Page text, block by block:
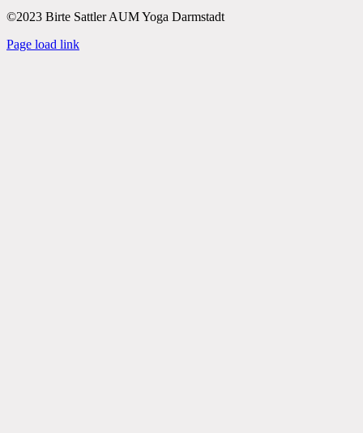
©2023 Birte Sattler AUM Yoga Darmstadt
Page load link